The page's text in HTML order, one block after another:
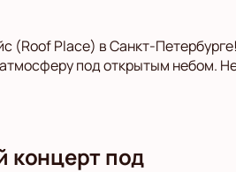
(Roof Place) в Санкт-Петербурге!
под открытым небом.
концерт под